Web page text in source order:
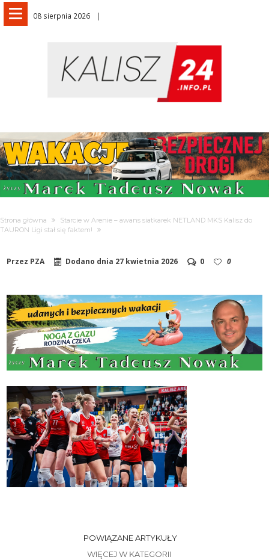
08 sierpnia 2026
Strona główna
Starcie w Arenie – awans siatkarek NETLAND MKS Kalisz do
TAURON Ligi stał się faktem!
Przez PZA Dodano dnia 27 kwietnia 2026 0 0
POWIĄZANE ARTYKUŁY
WIĘCEJ W KATEGORII